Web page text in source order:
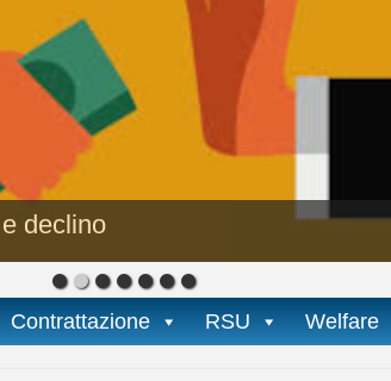
declino
Contrattazione RSU Welfare